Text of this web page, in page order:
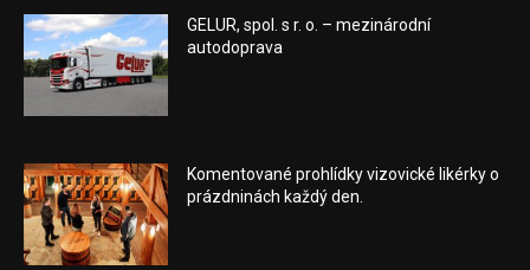
GELUR, spol. s r. o. – mezinárodní
autodoprava
Komentované prohlídky vizovické likérky o
prázdninách každý den.